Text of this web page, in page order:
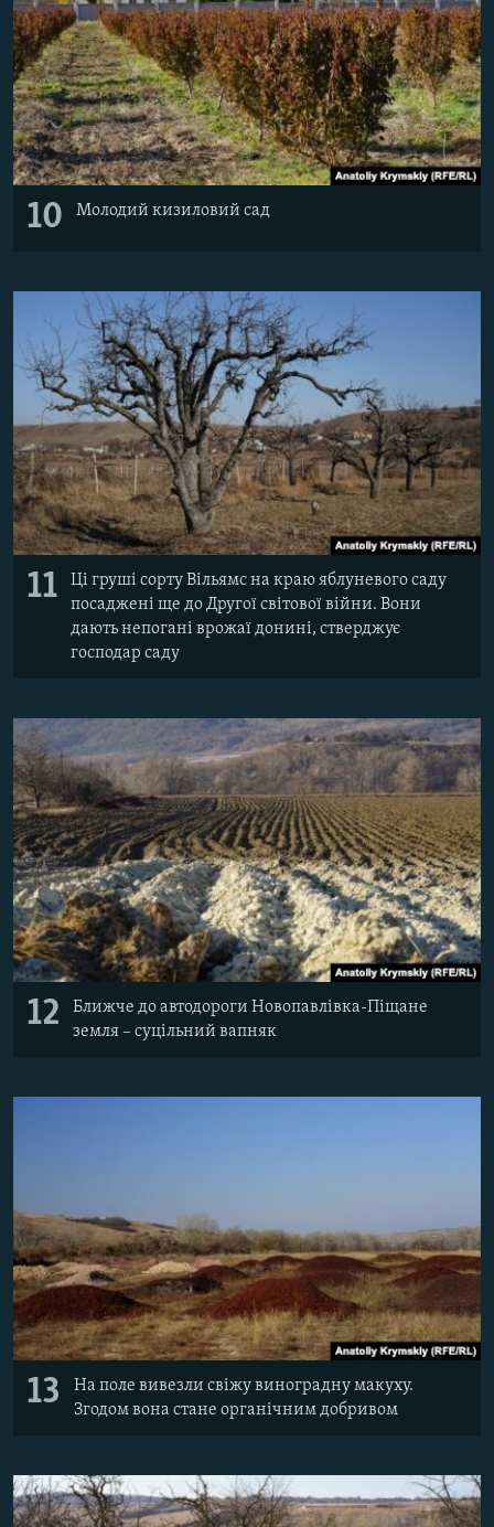
10 Молодий кизиловий сад
11
Ці груші сорту Вільямс на краю яблуневого саду
посаджені ще до Другої світової війни. Вони
дають непогані врожаї донині, стверджує
господар саду
12
Ближче до автодороги Новопавлівка-Піщане
земля – суцільний вапняк
13
На поле вивезли свіжу виноградну макуху.
Згодом вона стане органічним добривом